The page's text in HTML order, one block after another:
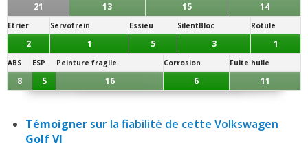
21 13 15 14
Etrier Servofrein Essieu SilentBloc Rotule
2 1 5 3 1
ABS ESP Peinture fragile Corrosion Fuite huile
8 5 16 6 11
Témoigner sur la fiabilité de cette Volkswagen
Golf VI